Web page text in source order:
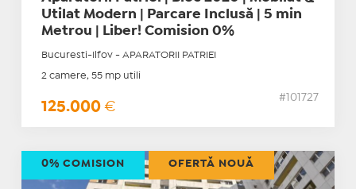
Utilat Modern | Parcare Inclusă | 5 min
Metrou | Liber! Comision 0%
Bucuresti-Ilfov - APARATORII PATRIEI
2 camere, 55 mp utili
125.000 €
#101727
0% COMISION OFERTĂ NOUĂ